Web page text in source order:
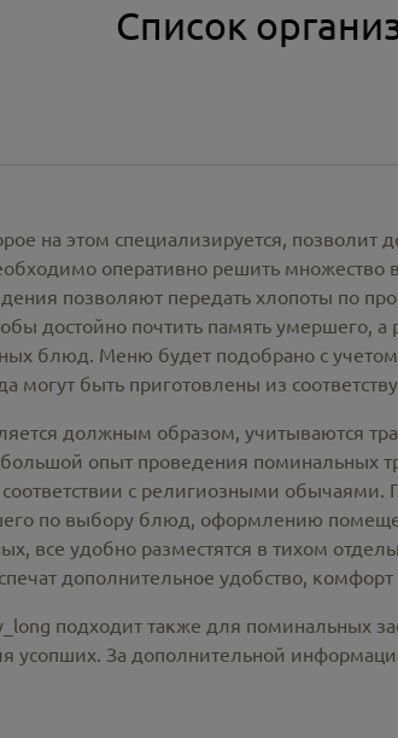
Список
на этом специализируется, позволит
оперативно решить
позволяют передать хлопоты по
достойно почтить память умершего,
блюд. Меню будет подобрано с
могут быть приготовлены из
должным образом, учитываются
опыт проведения поминальных
с религиозными
по выбору блюд, оформлению
все удобно разместятся в тихом
дополнительное удобство,
подходит также для поминальных
усопших. За дополнительной